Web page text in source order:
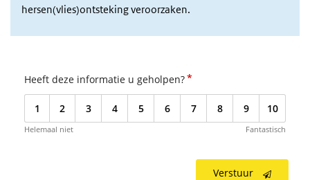
hersen(vlies)ontsteking veroorzaken.
Heeft deze informatie u geholpen?*
1 2 3 4 5 6 7 8 9 10
Helemaal niet Fantastisch
Verstuur